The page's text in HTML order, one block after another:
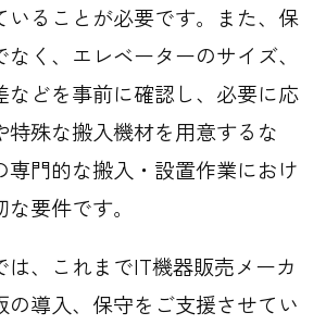
いることが必要です。また、保
く、エレベーターのサイズ、
などを事前に確認し、必要に応
特殊な搬入機材を用意するな
専門的な搬入・設置作業におけ
要件です。
は、これまでIT機器販売メーカ
の導入、保守をご支援させてい